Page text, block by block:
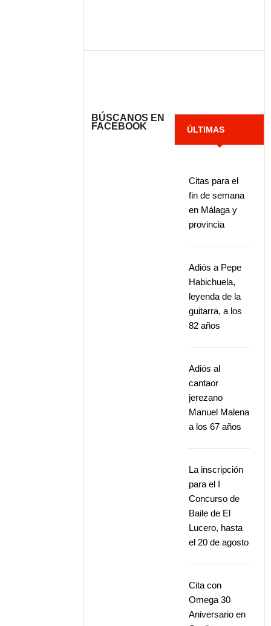
BÚSCANOS EN
FACEBOOK
ÚLTIMAS
Citas para el
fin de semana
en Málaga y
provincia
Adiós a Pepe
Habichuela,
leyenda de la
guitarra, a los
82 años
Adiós al
cantaor
jerezano
Manuel Malena
a los 67 años
La inscripción
para el I
Concurso de
Baile de El
Lucero, hasta
el 20 de agosto
Cita con
Omega 30
Aniversario en